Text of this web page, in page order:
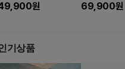
원 69,900원
기상품